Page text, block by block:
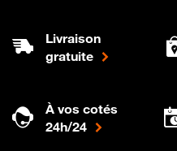
Livraison
gratuite
À vos cotés
24h/24